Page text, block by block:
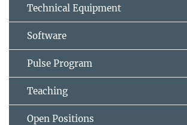
Technical Equipment
Software
Pulse Program
Teaching
Open Positions